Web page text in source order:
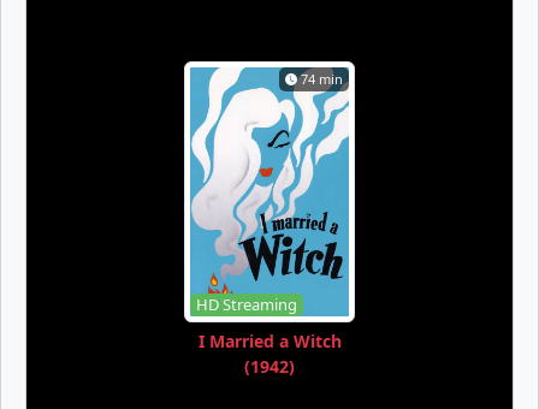
74 min
HD Streaming
I Married a Witch
(1942)